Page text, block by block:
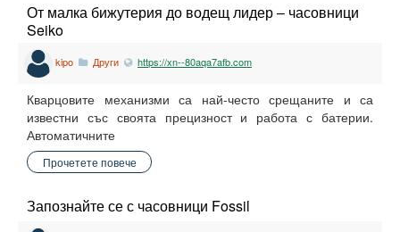
От малка бижутерия до водещ лидер – часовници
Seiko
kipo Други https://xn--80aqa7afb.com
Кварцовите механизми са най-често срещаните и са
известни със своята прецизност и работа с батерии.
Автоматичните
Прочетете повече
Запознайте се с часовници Fossil